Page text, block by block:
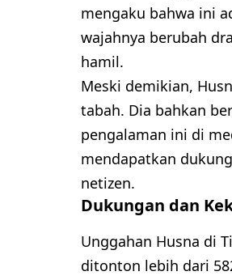
mengaku bahwa ini
wajahnya berubah
hamil.
Meski demikian,
tabah. Dia bahkan
pengalaman ini di
mendapatkan
netizen.
Dukungan dan
Unggahan Husna di
ditonton lebih dari